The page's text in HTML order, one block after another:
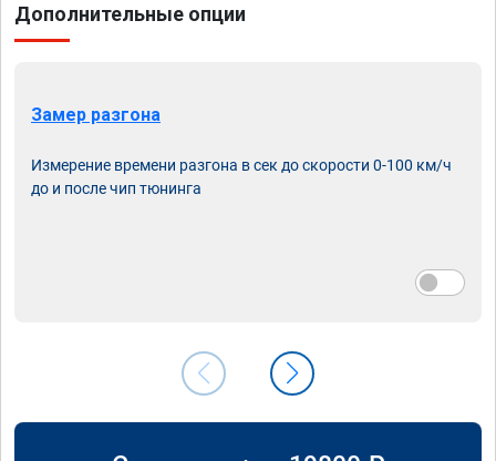
Дополнительные опции
Замер разгона
Измерение времени разгона в сек до скорости 0-100 км/ч
до и после чип тюнинга